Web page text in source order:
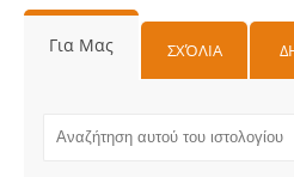
Για Μας ΣΧΌΛΙΑ